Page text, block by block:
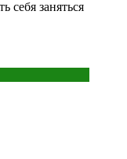
себя заняться